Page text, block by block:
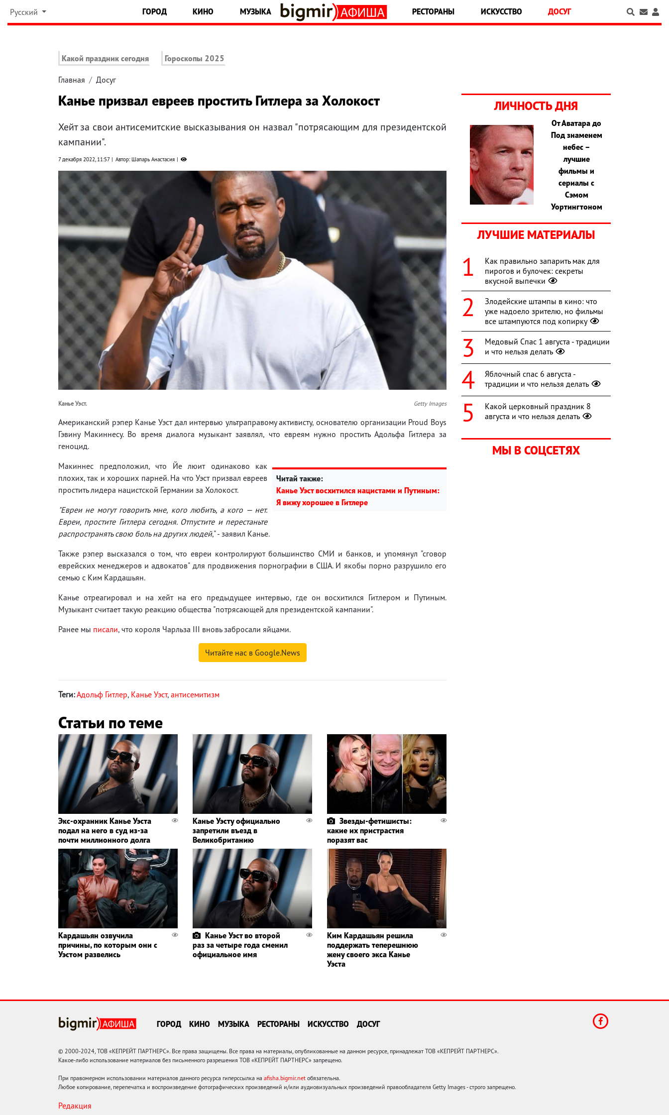
Русский ГОРОД КИНО МУЗЫКА РЕСТОРАНЫ ИСКУССТВО ДОСУГ
Какой праздник сегодня Гороскопы 2025
Главная Досуг
Канье призвал евреев простить Гитлера за Холокост
Хейт за свои антисемитские высказывания он назвал "потрясающим для президентской
кампании".
7 декабря 2022, 11:57 Автор: Шапарь Анастасия
Канье Уэст. Getty Images
Американский рэпер Канье Уэст дал интервью ультраправому активисту, основателю организации Proud Boys
Гэвину Макиннесу. Во время диалога музыкант заявлял, что евреям нужно простить Адольфа Гитлера за
геноцид.
Читай также:
Канье Уэст восхитился нацистами и Путиным:
Я вижу хорошее в Гитлере
Макиннес предположил, что Йе люит одинаково как
плохих, так и хороших парней. На что Уэст призвал евреев
простить лидера нацистской Германии за Холокост.
"Евреи не могут говорить мне, кого любить, а кого — нет.
Евреи, простите Гитлера сегодня. Отпустите и перестаньте
распространять свою боль на других людей," - заявил Канье.
Также рэпер высказался о том, что евреи контролируют большинство СМИ и банков, и упомянул "сговор
еврейских менеджеров и адвокатов" для продвижения порнографии в США. И якобы порно разрушило его
семью с Ким Кардашьян.
Канье отреагировал и на хейт на его предыдущее интервью, где он восхитился Гитлером и Путиным.
Музыкант считает такую реакцию общества "потрясающей для президентской кампании".
Ранее мы писали, что короля Чарльза III вновь забросали яйцами.
Читайте нас в Google.News
Теги:Адольф Гитлер, Канье Уэст, антисемитизм
Статьи по теме
Экс-охранник Канье Уэста
подал на него в суд из-за
почти миллионного долга
Канье Уэсту официально
запретили въезд в
Великобританию
Звезды-фетишисты:
какие их пристрастия
поразят вас
Кардашьян озвучила
причины, по которым они с
Уэстом развелись
Канье Уэст во второй
раз за четыре года сменил
официальное имя
Ким Кардашьян решила
поддержать теперешнюю
жену своего экса Канье
Уэста
ЛИЧНОСТЬ ДНЯ
От Аватара до
Под знаменем
небес –
лучшие
фильмы и
сериалы с
Сэмом
Уортингтоном
ЛУЧШИЕ МАТЕРИАЛЫ
Как правильно запарить мак для
пирогов и булочек: секреты
вкусной выпечки
Злодейские штампы в кино: что
уже надоело зрителю, но фильмы
все штампуются под копирку
Медовый Спас 1 августа - традиции
и что нельзя делать
Яблочный спас 6 августа -
традиции и что нельзя делать
Какой церковный праздник 8
августа и что нельзя делать
МЫ В СОЦСЕТЯХ
ГОРОД КИНО МУЗЫКА РЕСТОРАНЫ ИСКУССТВО ДОСУГ
© 2000-2024, ТОВ «КЕПРЕЙТ ПАРТНЕРС». Все права защищены. Все права на материалы, опубликованные на данном ресурсе, принадлежат ТОВ «КЕПРЕЙТ ПАРТНЕРС».
Какое-либо использование материалов без письменного разрешения ТОВ «КЕПРЕЙТ ПАРТНЕРС» запрещено.
При правомерном использовании материалов данного ресурса гиперссылка на afisha.bigmir.net обязательна.
Любое копирование, перепечатка и воспроизведение фотографических произведений и/или аудиовизуальных произведений правообладателя Getty Images - строго запрещено.
Редакция